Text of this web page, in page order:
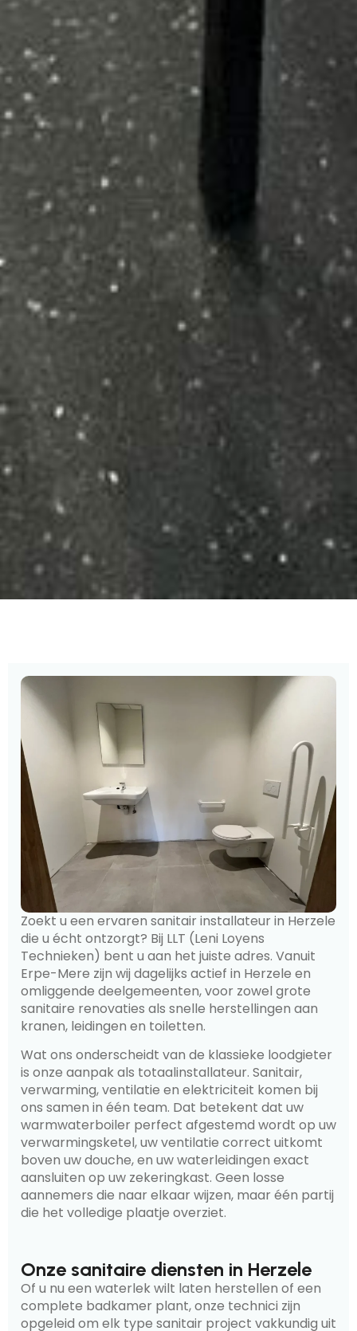
Zoekt u een ervaren sanitair installateur in Herzele
die u écht ontzorgt? Bij LLT (Leni Loyens
Technieken) bent u aan het juiste adres. Vanuit
Erpe-Mere zijn wij dagelijks actief in Herzele en
omliggende deelgemeenten, voor zowel grote
sanitaire renovaties als snelle herstellingen aan
kranen, leidingen en toiletten.
Wat ons onderscheidt van de klassieke loodgieter
is onze aanpak als totaalinstallateur. Sanitair,
verwarming, ventilatie en elektriciteit komen bij
ons samen in één team. Dat betekent dat uw
warmwaterboiler perfect afgestemd wordt op uw
verwarmingsketel, uw ventilatie correct uitkomt
boven uw douche, en uw waterleidingen exact
aansluiten op uw zekeringkast. Geen losse
aannemers die naar elkaar wijzen, maar één partij
die het volledige plaatje overziet.
Onze sanitaire diensten in Herzele
Of u nu een waterlek wilt laten herstellen of een
complete badkamer plant, onze technici zijn
opgeleid om elk type sanitair project vakkundig uit